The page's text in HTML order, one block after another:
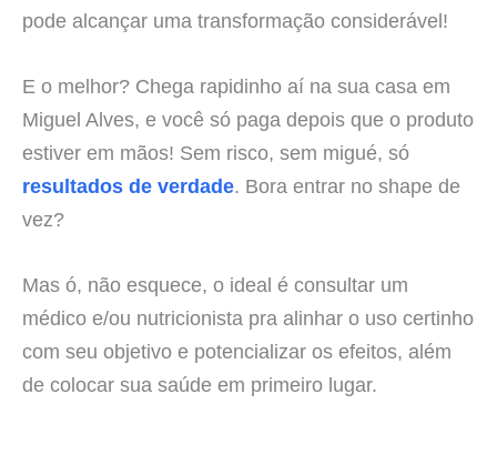
pode alcançar uma transformação considerável!
E o melhor? Chega rapidinho aí na sua casa em
Miguel Alves, e você só paga depois que o produto
estiver em mãos! Sem risco, sem migué, só
resultados de verdade. Bora entrar no shape de
vez?
Mas ó, não esquece, o ideal é consultar um
médico e/ou nutricionista pra alinhar o uso certinho
com seu objetivo e potencializar os efeitos, além
de colocar sua saúde em primeiro lugar.